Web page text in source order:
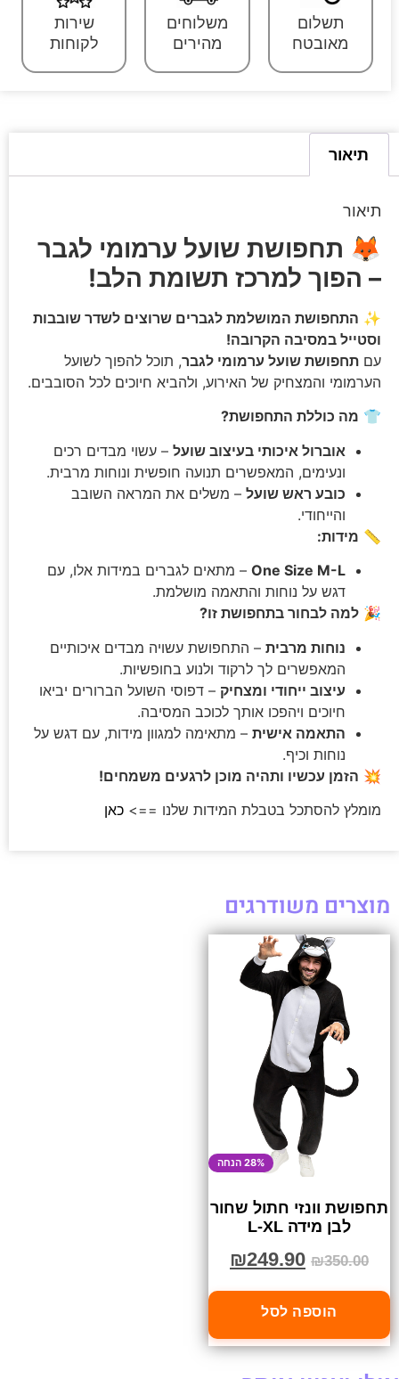
תשלום
מאובטח
משלוחים
מהירים
שירות
לקוחות
תיאור
תיאור
🦊 תחפושת שועל ערמומי לגבר
– הפוך למרכז תשומת הלב!
✨ התחפושת המושלמת לגברים שרוצים לשדר שובבות
וסטייל במסיבה הקרובה!
עם תחפושת שועל ערמומי לגבר, תוכל להפוך לשועל
הערמומי והמצחיק של האירוע, ולהביא חיוכים לכל הסובבים.
👕 מה כוללת התחפושת?
אוברול איכותי בעיצוב שועל – עשוי מבדים רכים
ונעימים, המאפשרים תנועה חופשית ונוחות מרבית.
כובע ראש שועל – משלים את המראה השובב
והייחודי.
📏 מידות:
One Size M-L – מתאים לגברים במידות אלו, עם
דגש על נוחות והתאמה מושלמת.
🎉 למה לבחור בתחפושת זו?
נוחות מרבית – התחפושת עשויה מבדים איכותיים
המאפשרים לך לרקוד ולנוע בחופשיות.
עיצוב ייחודי ומצחיק – דפוסי השועל הברורים יביאו
חיוכים ויהפכו אותך לכוכב המסיבה.
התאמה אישית – מתאימה למגוון מידות, עם דגש על
נוחות וכיף.
💥 הזמן עכשיו ותהיה מוכן לרגעים משמחים!
מומלץ להסתכל בטבלת המידות שלנו ==> כאן
מוצרים משודרגים
28% הנחה
תחפושת וונזי חתול שחור
לבן מידה L-XL
₪350.00
₪249.90
הוספה לסל